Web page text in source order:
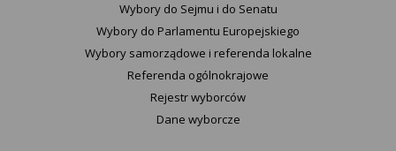
Wybory do Sejmu i do Senatu
Wybory do Parlamentu Europejskiego
Wybory samorządowe i referenda lokalne
Referenda ogólnokrajowe
Rejestr wyborców
Dane wyborcze